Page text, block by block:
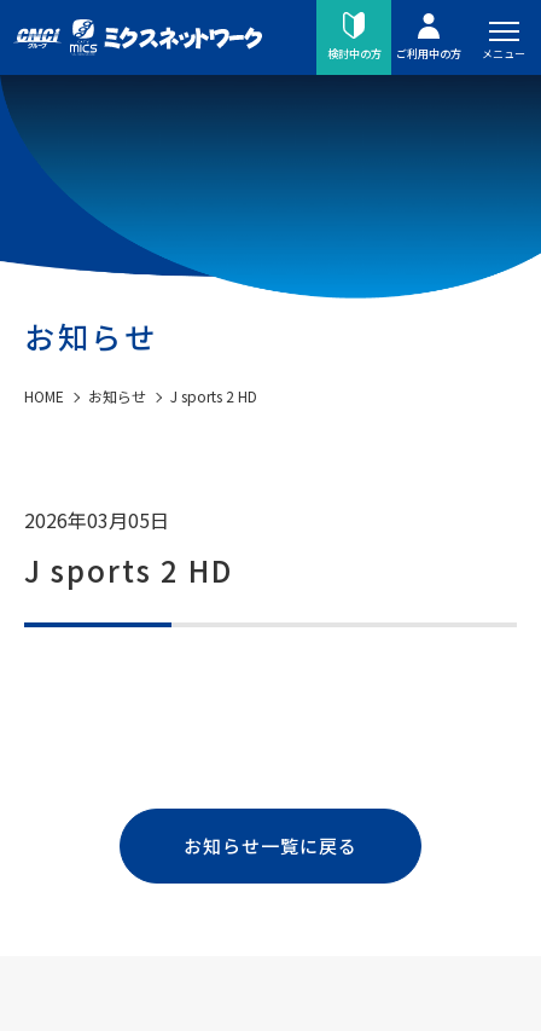
検討中の方 ご利用中の方 メニュー
お知らせ
HOME お知らせ J sports 2 HD
2026年03月05日
J sports 2 HD
お知らせ一覧に戻る